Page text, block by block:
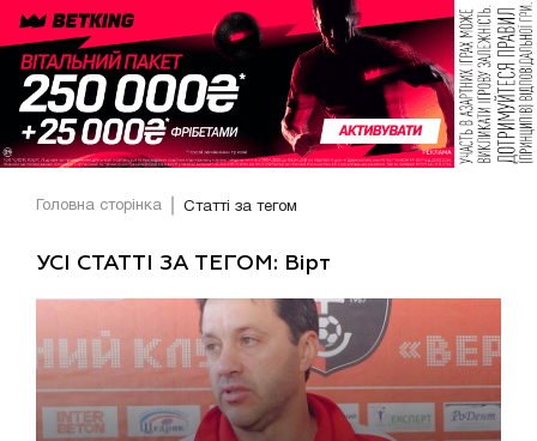
Головна сторінка Статті за тегом
УСІ СТАТТІ ЗА ТЕГОМ: Вірт